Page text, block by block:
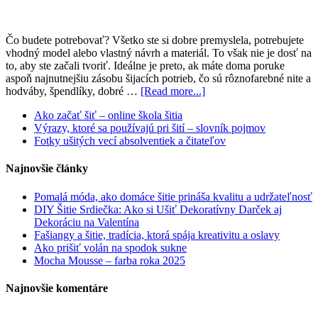
Čo budete potrebovať? Všetko ste si dobre premyslela, potrebujete
vhodný model alebo vlastný návrh a materiál. To však nie je dosť na
to, aby ste začali tvoriť. Ideálne je preto, ak máte doma poruke
aspoň najnutnejšiu zásobu šijacích potrieb, čo sú rôznofarebné nite a
hodváby, špendlíky, dobré … [Read more...]
Ako začať šiť – online škola šitia
Výrazy, ktoré sa používajú pri šití – slovník pojmov
Fotky ušitých vecí absolventiek a čitateľov
Najnovšie články
Pomalá móda, ako domáce šitie prináša kvalitu a udržateľnosť
DIY Šitie Srdiečka: Ako si Ušiť Dekoratívny Darček aj
Dekoráciu na Valentína
Fašiangy a šitie, tradícia, ktorá spája kreativitu a oslavy
Ako prišiť volán na spodok sukne
Mocha Mousse – farba roka 2025
Najnovšie komentáre